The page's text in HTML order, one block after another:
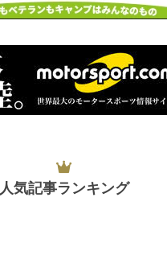
人気記事ランキング